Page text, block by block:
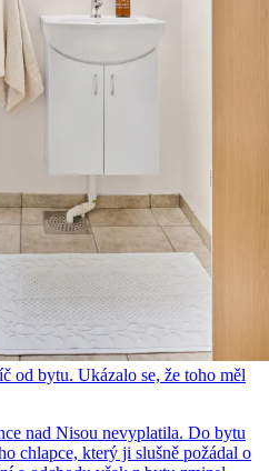
od bytu. Ukázalo se, že toho měl
nad Nisou nevyplatila. Do bytu
chlapce, který ji slušně požádal o